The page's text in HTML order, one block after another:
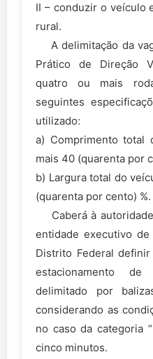
II – conduzir o veículo
rural.
A delimitação da
Prático de Direção
quatro ou mais
seguintes
utilizado:
a) Comprimento total
mais 40 (quarenta por
b) Largura total do
(quarenta por cento) %.
Caberá à
entidade executivo
Distrito Federal
estacionamento
delimitado por
considerando as
no caso da categoria
cinco minutos.